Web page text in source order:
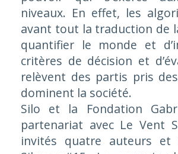
niveaux. En effet, les
avant tout la traduction de
quantifier le monde et
critères de décision et
relèvent des partis pris
dominent la société.
Silo et la Fondation
partenariat avec Le Vent
invités quatre auteurs et